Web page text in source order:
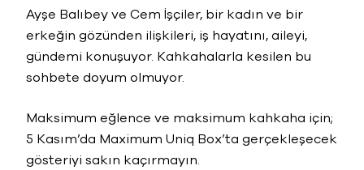
Ayşe Balıbey ve Cem İşçiler, bir kadın ve bir
erkeğin gözünden ilişkileri, iş hayatını, aileyi,
gündemi konuşuyor. Kahkahalarla kesilen bu
sohbete doyum olmuyor.
Maksimum eğlence ve maksimum kahkaha için;
5 Kasım’da Maximum Uniq Box’ta gerçekleşecek
gösteriyi sakın kaçırmayın.